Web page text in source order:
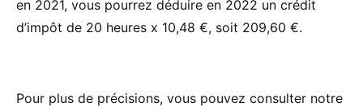
en 2021, vous pourrez déduire en 2022 un crédit
d’impôt de 20 heures x 10,48 €, soit 209,60 €.
Pour plus de précisions, vous pouvez consulter notre